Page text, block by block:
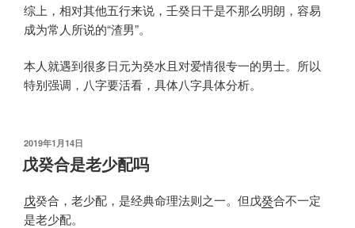
综上，相对其他五行来说，壬癸日干是不那么明朗，容易
成为常人所说的“渣男”。
本人就遇到很多日元为癸水且对爱情很专一的男士。所以
特别强调，八字要活看，具体八字具体分析。
发
布
于
2019年1月14日
戊癸合是老少配吗
戊癸合，老少配，是经典命理法则之一。但戊癸合不一定
是老少配。